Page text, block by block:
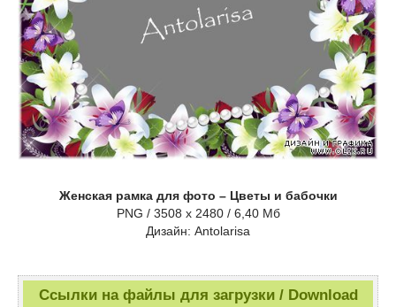
Женская рамка для фото – Цветы и бабочки
PNG / 3508 x 2480 / 6,40 Мб
Дизайн: Antolarisa
Ссылки на файлы для загрузки / Download